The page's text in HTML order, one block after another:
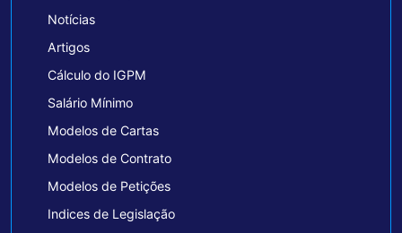
Notícias
Artigos
Cálculo do IGPM
Salário Mínimo
Modelos de Cartas
Modelos de Contrato
Modelos de Petições
Indices de Legislação